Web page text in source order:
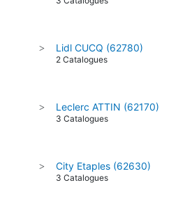
> Lidl CUCQ (62780)
2 Catalogues
> Leclerc ATTIN (62170)
3 Catalogues
> City Etaples (62630)
3 Catalogues